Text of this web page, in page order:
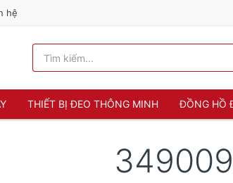
hệ
THIẾT BỊ ĐEO THÔNG MINH ĐỒNG HỒ